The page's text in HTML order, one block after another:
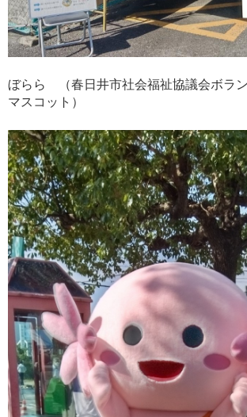
ぼらら （春日井市社会福祉協議会ボラ
マスコット）